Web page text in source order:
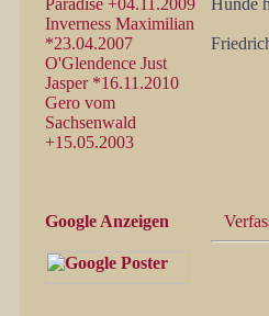
Paradise +04.11.2009
Inverness Maximilian
*23.04.2007
O'Glendence Just
Jasper *16.11.2010
Gero vom
Sachsenwald
+15.05.2003
Hunde
Google Anzeigen